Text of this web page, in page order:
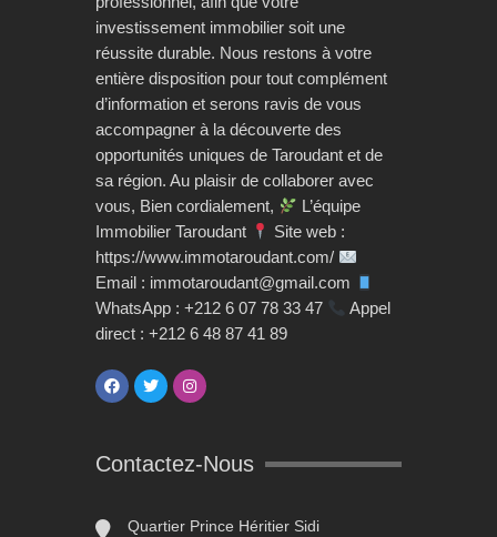
investissement immobilier soit une
réussite durable. Nous restons à votre
entière disposition pour tout complément
d’information et serons ravis de vous
accompagner à la découverte des
opportunités uniques de Taroudant et de
sa région. Au plaisir de collaborer avec
vous, Bien cordialement,
L’équipe
Immobilier Taroudant
Site web :
https://www.immotaroudant.com/
Email : immotaroudant@gmail.com
WhatsApp : +212 6 07 78 33 47
Appel
direct : +212 6 48 87 41 89
Contactez-Nous
Quartier Prince Héritier Sidi